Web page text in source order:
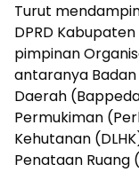
Turut
DPRD
pimpinan
antaranya
Daerah
Permukiman
Kehutanan
Penataan Ruang